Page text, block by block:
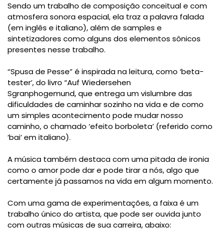
Sendo um trabalho de composição conceitual e com
atmosfera sonora espacial, ela traz a palavra falada
(em inglês e italiano), além de samples e
sintetizadores como alguns dos elementos sônicos
presentes nesse trabalho.
“Spusa de Pesse” é inspirada na leitura, como ‘beta-
tester’, do livro “Auf Wiedersehen
Sgranphogemund, que entrega um vislumbre das
dificuldades de caminhar sozinho na vida e de como
um simples acontecimento pode mudar nosso
caminho, o chamado ‘efeito borboleta’ (referido como
‘bai’ em italiano).
A música também destaca com uma pitada de ironia
como o amor pode dar e pode tirar a nós, algo que
certamente já passamos na vida em algum momento.
Com uma gama de experimentações, a faixa é um
trabalho único do artista, que pode ser ouvida junto
com outras músicas de sua carreira, abaixo: